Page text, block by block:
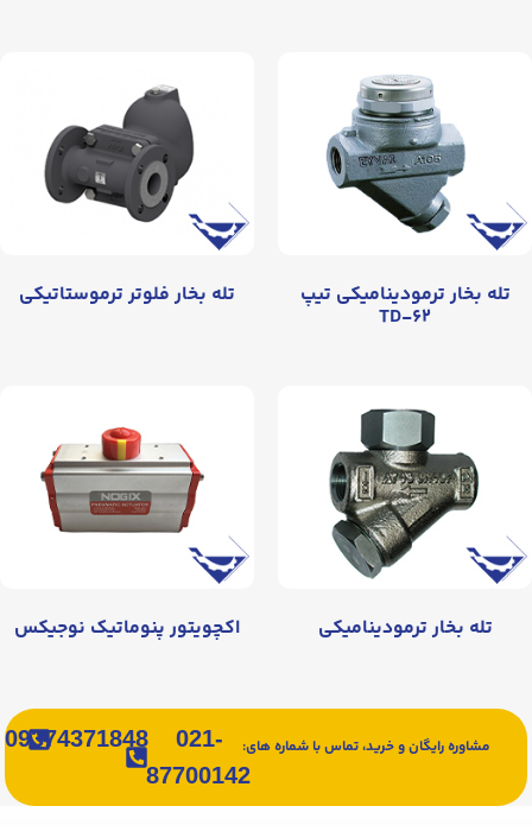
تله بخار ترمودینامیکی تیپ
TD-۶۲
تله بخار فلوتر ترموستاتیکی
تله بخار ترمودینامیکی اکچویتور پنوماتیک نوجیکس
مشاوره رایگان و خرید، تماس با شماره های:
021-
87700142
09374371848